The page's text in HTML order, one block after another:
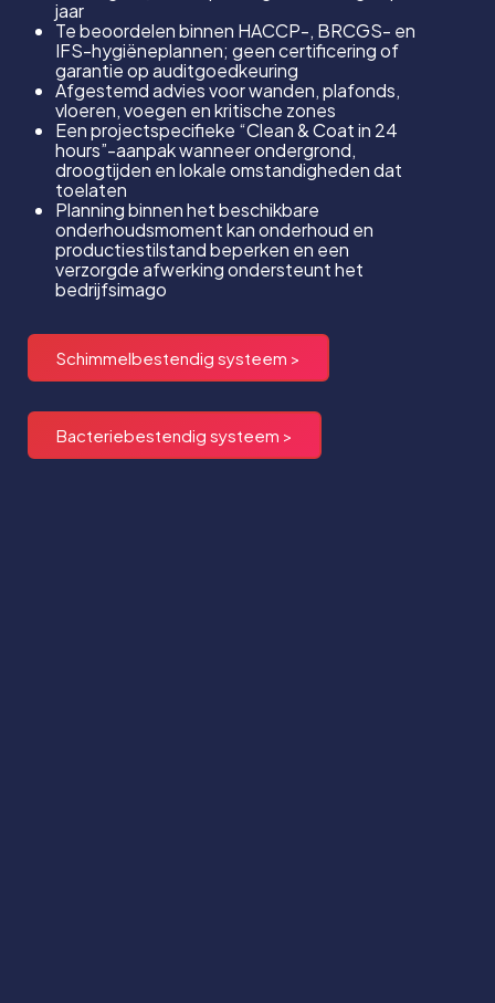
jaar
Te beoordelen binnen HACCP-, BRCGS- en
IFS-hygiëneplannen; geen certificering of
garantie op auditgoedkeuring
Afgestemd advies voor wanden, plafonds,
vloeren, voegen en kritische zones
Een projectspecifieke “Clean & Coat in 24
hours”-aanpak wanneer ondergrond,
droogtijden en lokale omstandigheden dat
toelaten
Planning binnen het beschikbare
onderhoudsmoment kan onderhoud en
productiestilstand beperken en een
verzorgde afwerking ondersteunt het
bedrijfsimago
Schimmelbestendig systeem >
Bacteriebestendig systeem >